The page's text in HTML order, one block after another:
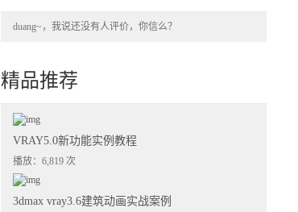
duang~，我说还没有人评价，你信么？
精品推荐
VRAY5.0新功能实例教程
播放：6,819 次
3dmax vray3.6建筑动画实战案例